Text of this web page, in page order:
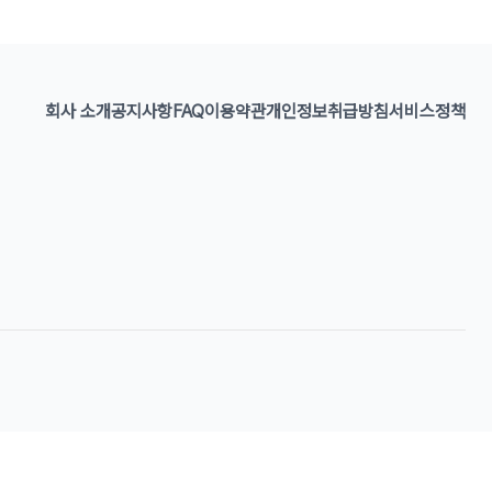
회사 소개공지사항FAQ이용약관개인정보취급방침서비스정책